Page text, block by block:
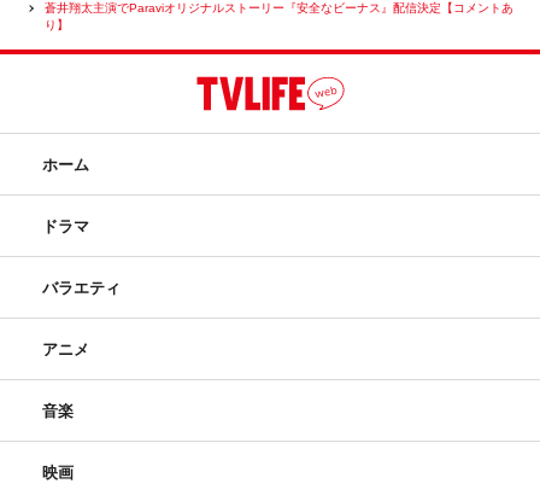
蒼井翔太主演でParaviオリジナルストーリー『安全なビーナス』配信決定【コメントあ
り】
ホーム
ドラマ
バラエティ
アニメ
音楽
映画